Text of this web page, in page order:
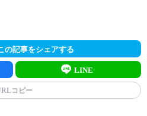
の記事をシェアする
LINE
コピー